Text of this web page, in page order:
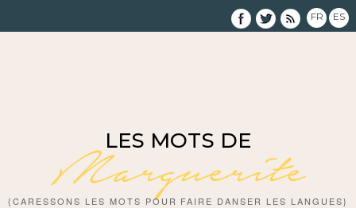
FR ES
LES MOTS DE
Marguerite
{CARESSONS LES MOTS POUR FAIRE DANSER LES LANGUES}